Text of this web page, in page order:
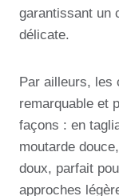
garantissant un
délicate.
Par ailleurs, les
remarquable et
façons : en
moutarde
doux, parfait
approches